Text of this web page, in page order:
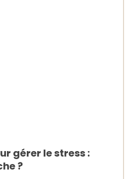
gérer le stress :
?